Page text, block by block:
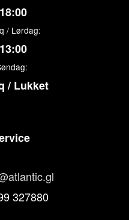
/ Lørdag:
/ Lukket
327880